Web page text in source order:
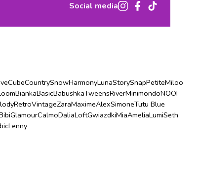
Social media
CubeCountrySnowHarmonyLunaStorySnapPetiteMiloo
BiankaBasicBabushkaTweensRiverMinimondoNOOI
RetroVintageZaraMaximeAlexSimoneTutu Blue
GlamourCalmoDaliaLoftGwiazdkiMiaAmeliaLumiSeth
Lenny